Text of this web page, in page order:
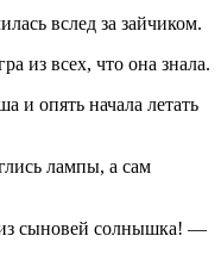
вслед за зайчиком.
из всех, что она знала.
и опять начала летать
лампы, а сам
сыновей солнышка! —